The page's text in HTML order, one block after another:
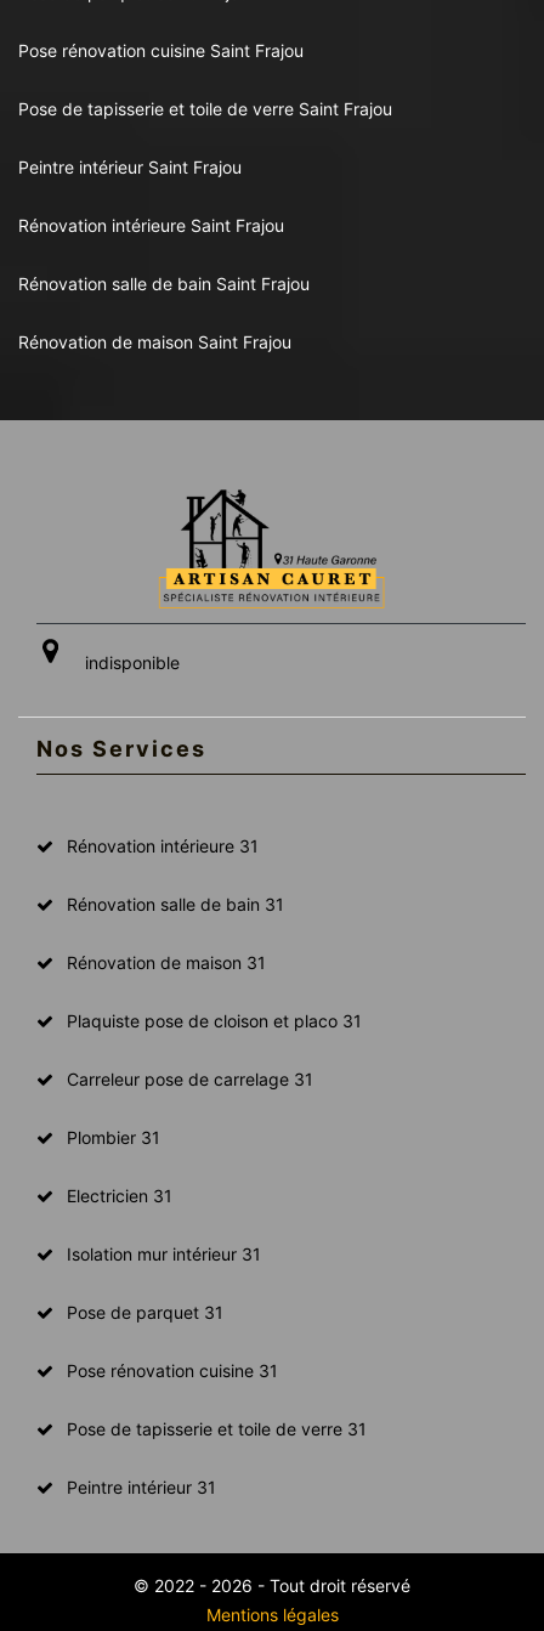
Pose rénovation cuisine Saint Frajou
Pose de tapisserie et toile de verre Saint Frajou
Peintre intérieur Saint Frajou
Rénovation intérieure Saint Frajou
Rénovation salle de bain Saint Frajou
Rénovation de maison Saint Frajou
indisponible
Nos Services
Rénovation intérieure 31
Rénovation salle de bain 31
Rénovation de maison 31
Plaquiste pose de cloison et placo 31
Carreleur pose de carrelage 31
Plombier 31
Electricien 31
Isolation mur intérieur 31
Pose de parquet 31
Pose rénovation cuisine 31
Pose de tapisserie et toile de verre 31
Peintre intérieur 31
© 2022 - 2026 - Tout droit réservé
Mentions légales